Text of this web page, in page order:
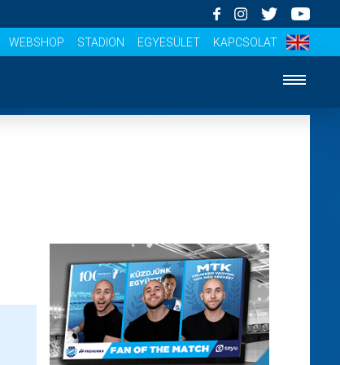
WEBSHOP STADION EGYESÜLET KAPCSOLAT